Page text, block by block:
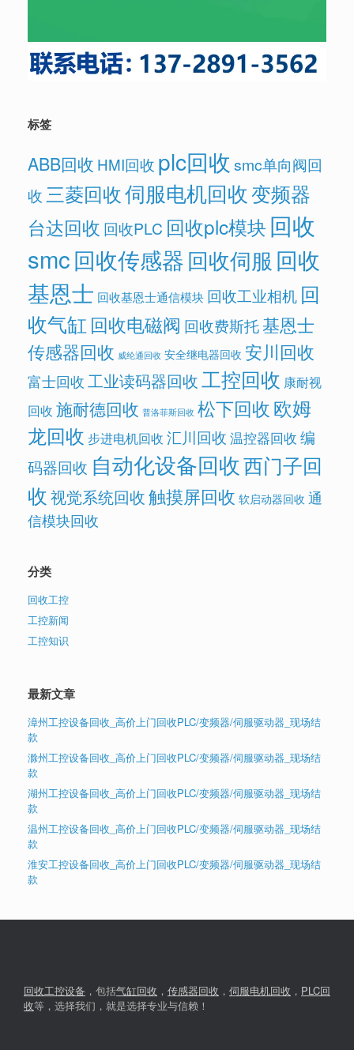
标签
ABB回收 HMI回收 plc回收 smc单向阀回
收 三菱回收伺服电机回收变频器
台达回收 回收PLC 回收plc模块 回收
smc回收传感器回收伺服 回收
基恩士 回收基恩士通信模块 回收工业相机 回
收气缸 回收电磁阀 回收费斯托基恩士
传感器回收 威纶通回收 安全继电器回收 安川回收
富士回收 工业读码器回收工控回收 康耐视
回收 施耐德回收 普洛菲斯回收 松下回收欧姆
龙回收 步进电机回收 汇川回收 温控器回收 编
码器回收 自动化设备回收西门子回
收视觉系统回收触摸屏回收 软启动器回收 通
信模块回收
分类
回收工控
工控新闻
工控知识
最新文章
漳州工控设备回收_高价上门回收PLC/变频器/伺服驱动器_现场结
款
滁州工控设备回收_高价上门回收PLC/变频器/伺服驱动器_现场结
款
湖州工控设备回收_高价上门回收PLC/变频器/伺服驱动器_现场结
款
温州工控设备回收_高价上门回收PLC/变频器/伺服驱动器_现场结
款
淮安工控设备回收_高价上门回收PLC/变频器/伺服驱动器_现场结
款
回收工控设备 ，包括气缸回收 ， 传感器回收 ， 伺服电机回收 ， PLC回
收等，选择我们，就是选择专业与信赖！